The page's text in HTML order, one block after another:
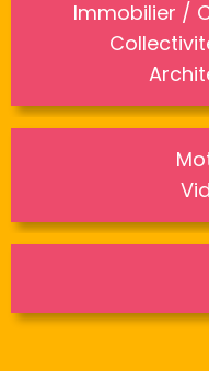
Immobilier /